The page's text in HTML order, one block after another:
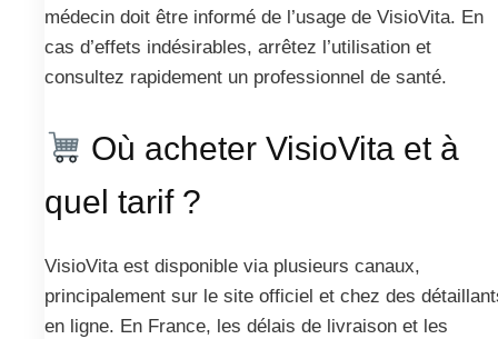
médecin doit être informé de l’usage de VisioVita. En
cas d’effets indésirables, arrêtez l’utilisation et
consultez rapidement un professionnel de santé.
Où acheter VisioVita et à
quel tarif ?
VisioVita est disponible via plusieurs canaux,
principalement sur le site officiel et chez des
en ligne. En France, les délais de livraison et les